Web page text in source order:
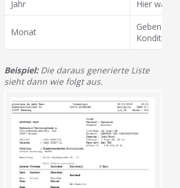
Jahr
Hier
Monat
Geben Sie
Beispiel:Die daraus generierte Liste
sieht dann wie folgt aus.